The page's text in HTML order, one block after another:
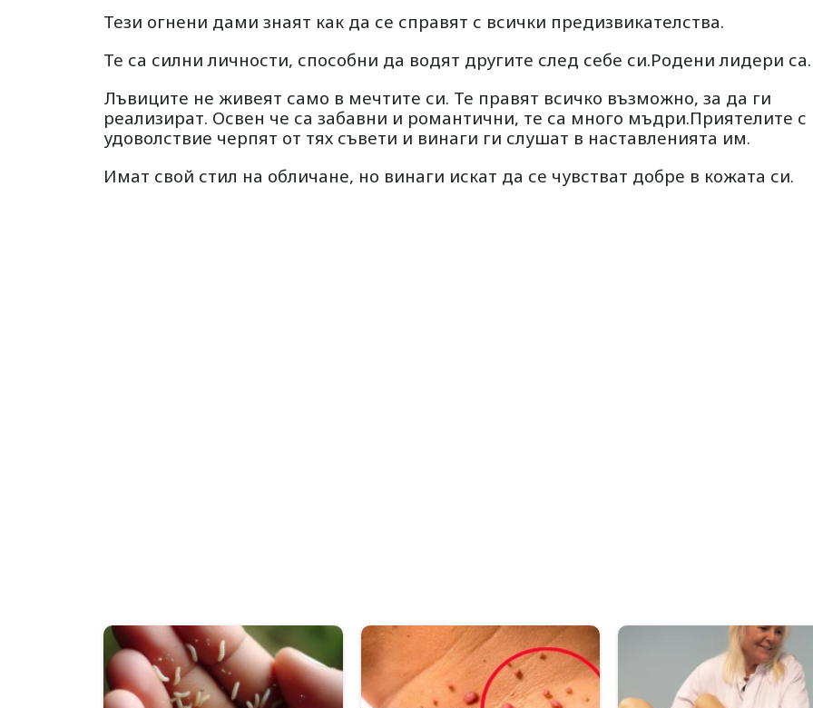
Тези огнени дами знаят как да се справят с всички предизвикателства.
Те са силни личности, способни да водят другите след себе си.Родени лидери са.
Лъвиците не живеят само в мечтите си. Те правят всичко възможно, за да ги
реализират. Освен че са забавни и романтични, те са много мъдри.Приятелите с
удоволствие черпят от тях съвети и винаги ги слушат в наставленията им.
Имат свой стил на обличане, но винаги искат да се чувстват добре в кожата си.